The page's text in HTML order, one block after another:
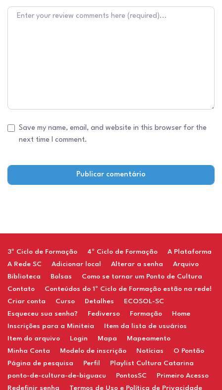
Texto do comentário
Save my name, email, and website in this browser for the
next time I comment.
3º Ciclo de Formação 4º Ciclo de Formação
A Plataforma
A Rede SC
Adicionar local Alterar a senha
Arquivo
Biblioteca
Bolsas
Como se tornar um Ponto de Cultura
Contato
Conteúdos do 1º Ciclo de Formação estão na rede!
Criar conta
Curso Detalhes
ECOSOL-SC
Esqueceu sua senha?
Fediverso Formação
Home
Inscrições para a Miniteia
Item da lista de usuários
Item do arquivo
Login Mapa
Mapeamento
Minha Conta
Modelo de inscrição Notícias
O Pontão
Página de pesquisa
Perfil
Playlist Cultura Catarina
ponto-de-cultura-de-biguacu
PontosSC
Primeiro Acesso
Redefinir senha
Termos de Uso e Política de Privacidade